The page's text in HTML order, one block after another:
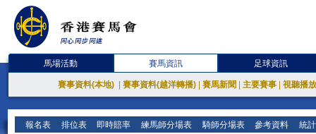
馬場活動 賽馬資訊 足球資訊
賽事資料(本地) 賽事資料(越洋轉播) 賽馬新聞 主要賽事 視聽播
報名表 排位表 即時賠率 練馬師分場表 騎師分場表 參考資料 統